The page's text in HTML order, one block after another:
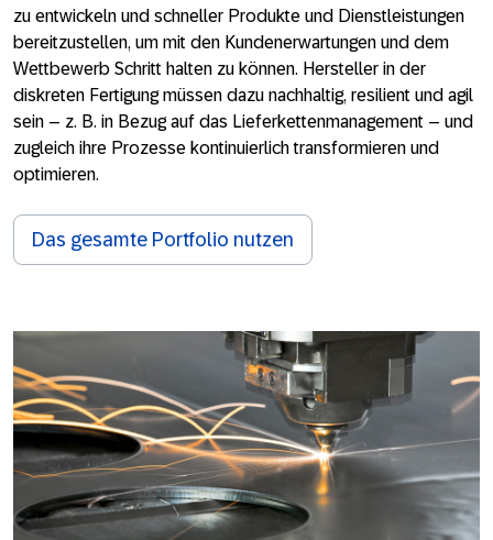
zu entwickeln und schneller Produkte und Dienstleistungen
bereitzustellen, um mit den Kundenerwartungen und dem
Wettbewerb Schritt halten zu können. Hersteller in der
diskreten Fertigung müssen dazu nachhaltig, resilient und agil
sein – z. B. in Bezug auf das Lieferkettenmanagement – und
zugleich ihre Prozesse kontinuierlich transformieren und
optimieren.
Das gesamte Portfolio nutzen